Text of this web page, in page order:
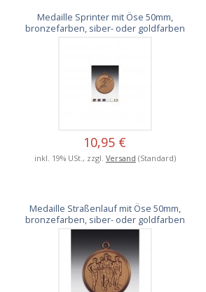
Medaille Sprinter mit Öse 50mm,
bronzefarben, siber- oder goldfarben
10,95 €
inkl. 19% USt., zzgl. Versand (Standard)
Medaille Straßenlauf mit Öse 50mm,
bronzefarben, siber- oder goldfarben